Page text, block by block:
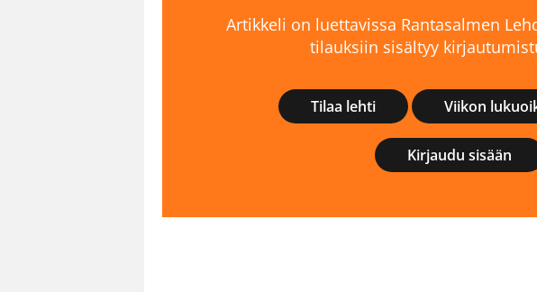
Artikkeli on luettavissa Rantasalmen
tilauksiin sisältyy
Tilaa lehti Viikon
Kirjaudu sisään